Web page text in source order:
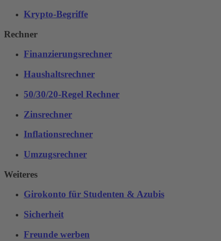
Krypto-Begriffe
Rechner
Finanzierungsrechner
Haushaltsrechner
50/30/20-Regel Rechner
Zinsrechner
Inflationsrechner
Umzugsrechner
Weiteres
Girokonto für Studenten & Azubis
Sicherheit
Freunde werben